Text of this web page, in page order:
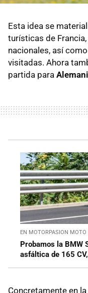
Esta idea se
turísticas de
nacionales, así
visitadas. Ahora
partida para
EN MOTORPASION MOTO
Probamos la BMW
asfáltica de 165
Concretamente en